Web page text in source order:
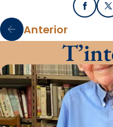
Anterior